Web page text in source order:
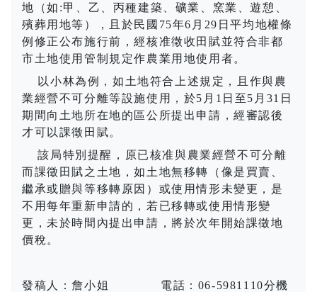
地（如:甲、乙、丙種建築、礦業、窯業、遊憩、
殯葬用地等），且於民國75年6月29日平均地權條
例修正公布施行前，經核准徵收田賦並符合非都
市土地使用管制規定作農業用地使用者。
以小林為例，如土地符合上述規定，且作與農
業經營不可分離等設施使用，於5 月 1 日至5 月 31 日
期間向土地所在地的區公所提出申請，經審認後
才可以課徵田賦。
該局特別提醒，原已核准與農業經營不可分離
而課徵田賦之土地，如土地無移轉（像是買賣、
繼承或贈與等移轉原因）或使用情形未變更，是
不用每年重新申請的，若已移轉或使用情形變
更，未於時間內提出申請，將於次年開始課徵地
價稅。
發稿人：詹小姐 電話： 06-5981110分機